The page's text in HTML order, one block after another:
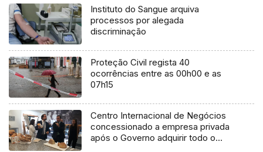
Instituto do Sangue arquiva
processos por alegada
discriminação
Proteção Civil regista 40
ocorrências entre as 00h00 e as
07h15
Centro Internacional de Negócios
concessionado a empresa privada
após o Governo adquirir todo o